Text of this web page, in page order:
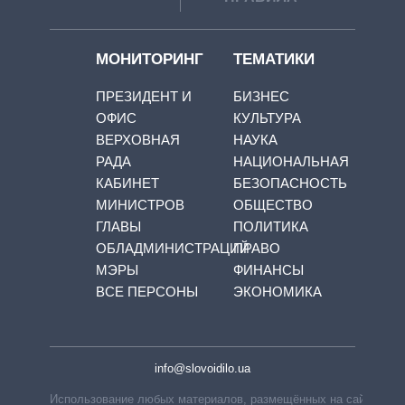
МОНИТОРИНГ
ПРЕЗИДЕНТ И
ОФИС
ВЕРХОВНАЯ
РАДА
КАБИНЕТ
МИНИСТРОВ
ГЛАВЫ
ОБЛАДМИНИСТРАЦИЙ
МЭРЫ
ВСЕ ПЕРСОНЫ
ТЕМАТИКИ
БИЗНЕС
КУЛЬТУРА
НАУКА
НАЦИОНАЛЬНАЯ
БЕЗОПАСНОСТЬ
ОБЩЕСТВО
ПОЛИТИКА
ПРАВО
ФИНАНСЫ
ЭКОНОМИКА
info@slovoidilo.ua
Использование любых материалов, размещённых на сайте,